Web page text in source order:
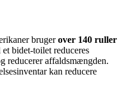
brugerover 140 ruller
bidet-toilet reduceres
reducerer affaldsmængden.
kan reducere